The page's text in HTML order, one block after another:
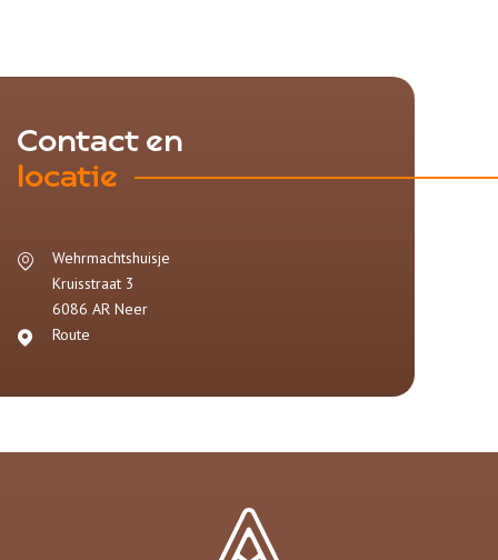
Contact en
locatie
Wehrmachtshuisje
Kruisstraat 3
6086 AR Neer
Route